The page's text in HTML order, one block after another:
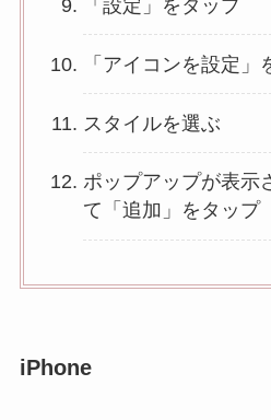
「設定」をタップ
「アイコンを設定」
スタイルを選ぶ
ポップアップが表示
て「追加」をタップ
iPhone